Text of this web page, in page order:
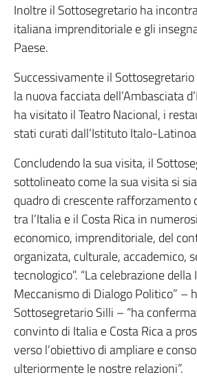
Inoltre il Sottosegretario ha
italiana imprenditoriale e gli
Paese.
Successivamente il
la nuova facciata dell’Ambasciata
ha visitato il Teatro Nacional, i
stati curati dall’Istituto Italo-
Concludendo la sua visita, il
sottolineato come la sua visita si
quadro di crescente rafforzamento
tra l’Italia e il Costa Rica in
economico, imprenditoriale, del
organizata, culturale, accademico,
tecnologico”. “La celebrazione della
Meccanismo di Dialogo Politico” –
Sottosegretario Silli – “ha
convinto di Italia e Costa Rica a
verso l’obiettivo di ampliare e
ulteriormente le nostre relazioni”.